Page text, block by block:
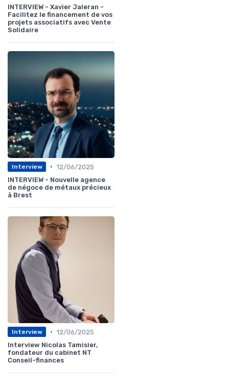
INTERVIEW - Xavier Jaleran -
Facilitez le financement de vos
projets associatifs avec Vente
Solidaire
Interview • 12/06/2025
INTERVIEW - Nouvelle agence
de négoce de métaux précieux
à Brest
Interview • 12/06/2025
Interview Nicolas Tamisier,
fondateur du cabinet NT
Conseil-finances